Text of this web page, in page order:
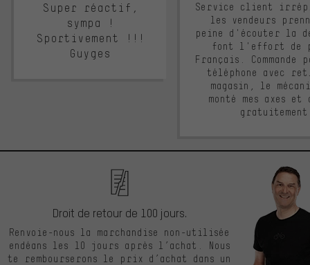
Super réactif,
sympa !
Sportivement !!!
Guyges
Service client
les vendeurs
peine d'écouter la
font l'effort de
Français. Commande
téléphone avec
magasin, le
monté mes axes et
Droit de retour de 100 jours.
Renvoie-nous la marchandise non-utilisée
endéans les 10 jours après l’achat. Nous
te rembourserons le prix d’achat dans un